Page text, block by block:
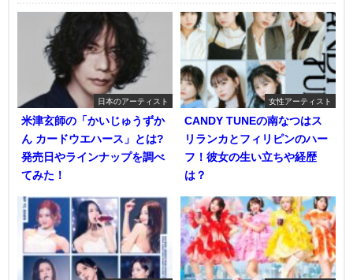
日本のアーティスト
米津玄師の「かいじゅうずか
ん カードウエハース」とは?
発売日やラインナップを調べ
てみた！
女性アーティスト
CANDY TUNEの南なつはス
リランカとフィリピンのハー
フ！彼女の生い立ちや経歴
は？